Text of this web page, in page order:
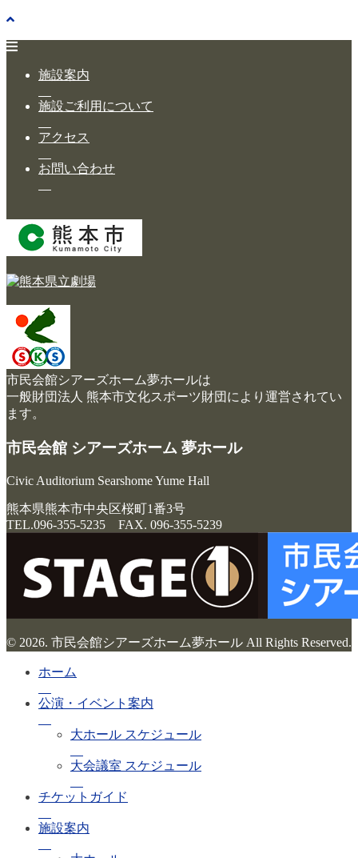
施設案内
施設ご利用について
アクセス
お問い合わせ
市民会館シアーズホーム夢ホールは
一般財団法人 熊本市文化スポーツ財団により運営されてい
ます。
市民会館 シアーズホーム 夢ホール
Civic Auditorium Searshome Yume Hall
熊本県熊本市中央区桜町1番3号
TEL.096-355-5235 FAX. 096-355-5239
© 2026. 市民会館シアーズホーム夢ホール All Rights Reserved.
ホーム
公演・イベント案内
大ホール スケジュール
大会議室 スケジュール
チケットガイド
施設案内